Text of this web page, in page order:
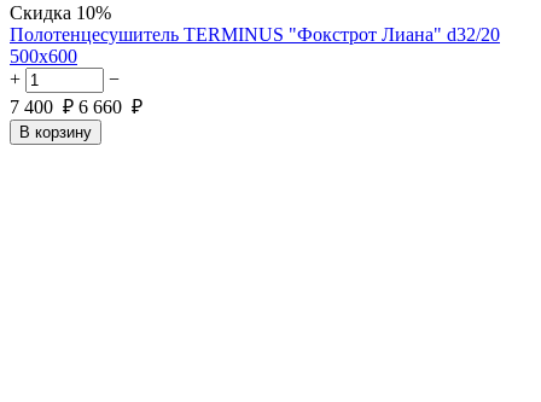
Скидка 10%
Полотенцесушитель TERMINUS "Фокстрот Лиана" d32/20
500х600
+
−
7 400 ₽ 6 660 ₽
В корзину